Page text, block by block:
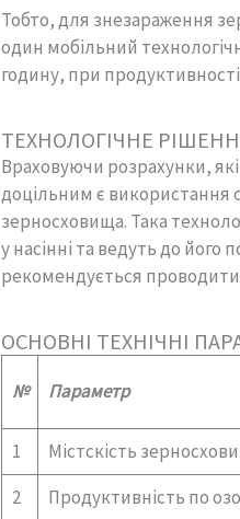
Тобто, для знезараження
один мобільний
годину, при
ТЕХНОЛОГІЧНЕ
Враховуючи розрахунки,
доцільним є використання
зерносховища. Така
у насінні та ведуть до
рекомендується
ОСНОВНІ ТЕХНІЧНІ
№ Параметр
1
Містскість
2
Продуктивність по